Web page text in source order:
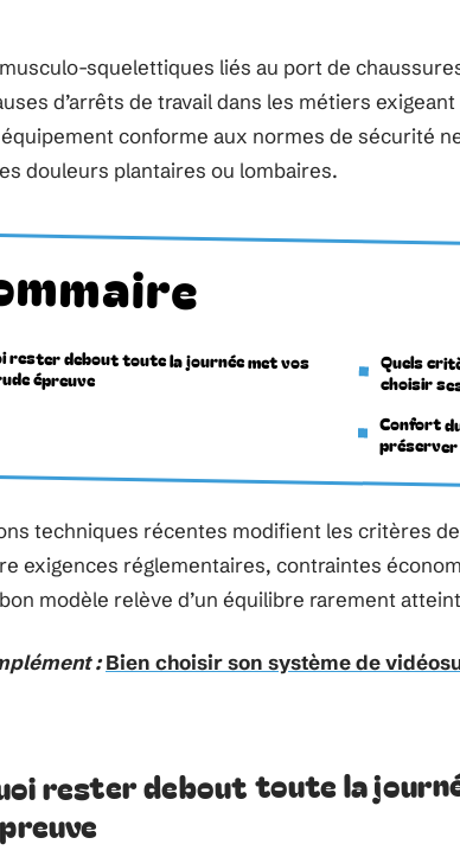
squelettiques liés au port de
d’arrêts de travail dans les métiers
conforme aux normes de sécurité
douleurs plantaires ou lombaires.
rester debout toute la journée met vos
épreuve Quels
choisir
Confort
préserver
techniques récentes modifient les critères
exigences réglementaires, contraintes
modèle relève d’un équilibre rarement
: Bien choisir son système de
rester debout toute la